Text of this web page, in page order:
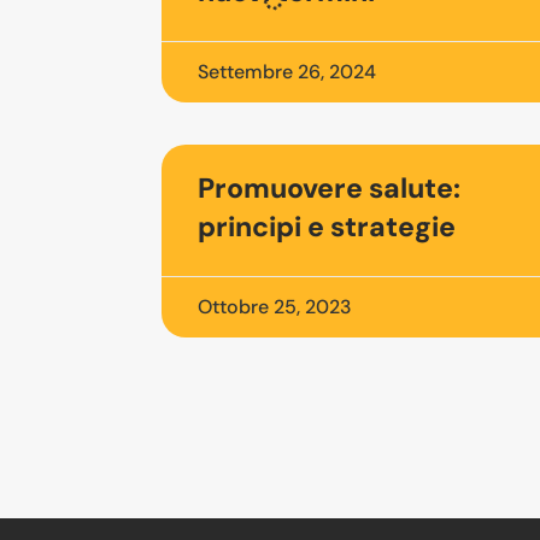
Settembre 26, 2024
Promuovere salute:
principi e strategie
Ottobre 25, 2023